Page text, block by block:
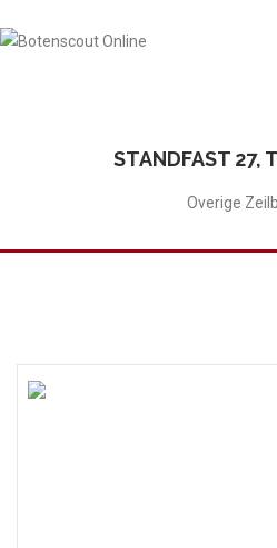
Plaats Advertentie
Contact
STANDFAST 27,
Overige